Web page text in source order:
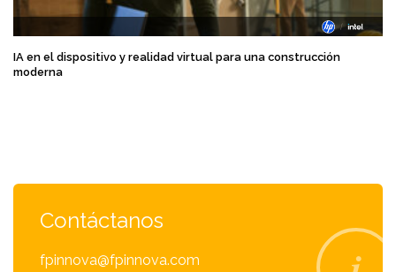
IA en el dispositivo y realidad virtual para una construcción
moderna
Contáctanos
fpinnova@fpinnova.com